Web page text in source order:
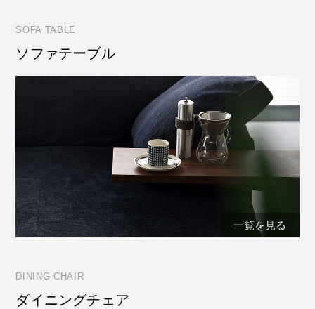
SOFA TABLE
ソファテーブル
一覧を見る
DINING CHAIR
ダイニングチェア